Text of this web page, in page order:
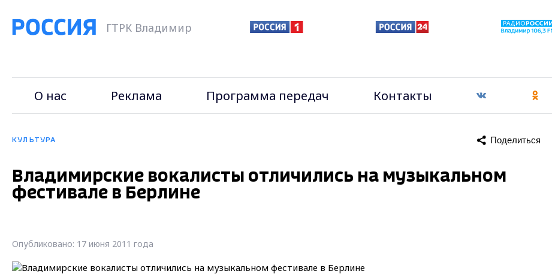
ГТРК Владимир
О нас Реклама Программа передач Контакты
КУЛЬТУРА Поделиться
Владимирские вокалисты отличились на музыкальном
фестивале в Берлине
Опубликовано: 17 июня 2011 года